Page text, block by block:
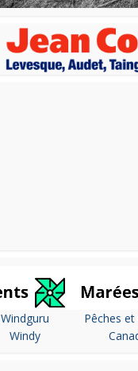
Windguru
Windy
Pêches et